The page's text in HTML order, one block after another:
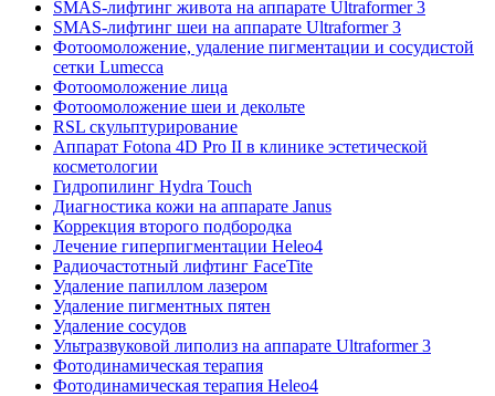
SMAS-лифтинг живота на аппарате Ultraformer 3
SMAS-лифтинг шеи на аппарате Ultraformer 3
Фотоомоложение, удаление пигментации и сосудистой
сетки Lumecca
Фотоомоложение лица
Фотоомоложение шеи и декольте
RSL скульптурирование
Аппарат Fotona 4D Pro II в клинике эстетической
косметологии
Гидропилинг Hydra Touch
Диагностика кожи на аппарате Janus
Коррекция второго подбородка
Лечение гиперпигментации Heleo4
Радиочастотный лифтинг FaceTite
Удаление папиллом лазером
Удаление пигментных пятен
Удаление сосудов
Ультразвуковой липолиз на аппарате Ultraformer 3
Фотодинамическая терапия
Фотодинамическая терапия Heleo4